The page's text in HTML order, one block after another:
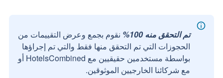
تم التحقق منه 100%
نقوم بجمع وعرض التقييمات من
الحجوزات التي تم التحقق منها فقط والتي تم إجراؤها
بواسطة مستخدمين حقيقيين مع HotelsCombined أو
مع شركائنا الخارجيين الموثوقين.